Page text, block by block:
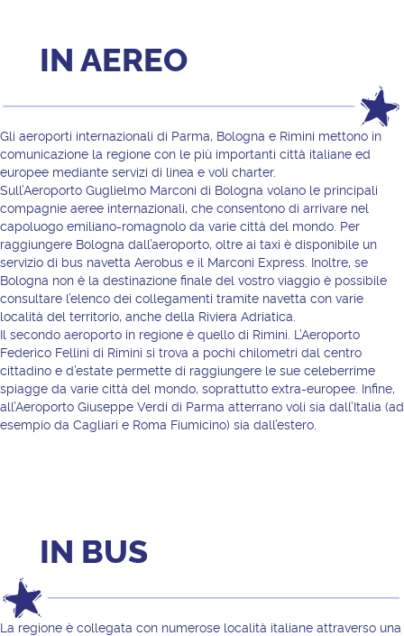
IN AEREO
Gli aeroporti internazionali di Parma, Bologna e Rimini mettono in
comunicazione la regione con le più importanti città italiane ed
europee mediante servizi di linea e voli charter.
Sull’Aeroporto Guglielmo Marconi di Bologna volano le principali
compagnie aeree internazionali, che consentono di arrivare nel
capoluogo emiliano-romagnolo da varie città del mondo. Per
raggiungere Bologna dall’aeroporto, oltre ai taxi è disponibile un
servizio di bus navetta Aerobus e il Marconi Express. Inoltre, se
Bologna non è la destinazione finale del vostro viaggio è possibile
consultare l’elenco dei collegamenti tramite navetta con varie
località del territorio, anche della Riviera Adriatica.
Il secondo aeroporto in regione è quello di Rimini. L’Aeroporto
Federico Fellini di Rimini si trova a pochi chilometri dal centro
cittadino e d’estate permette di raggiungere le sue celeberrime
spiagge da varie città del mondo, soprattutto extra-europee. Infine,
all’Aeroporto Giuseppe Verdi di Parma atterrano voli sia dall’Italia (ad
esempio da Cagliari e Roma Fiumicino) sia dall’estero.
IN BUS
La regione è collegata con numerose località italiane attraverso una